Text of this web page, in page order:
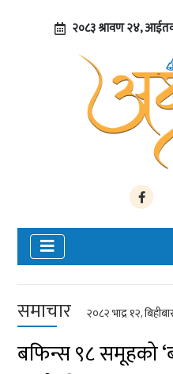
२०८३ श्रावण २४,
समाचार २०८२ भाद्र १२,
बफिन्स ९८ समूहको